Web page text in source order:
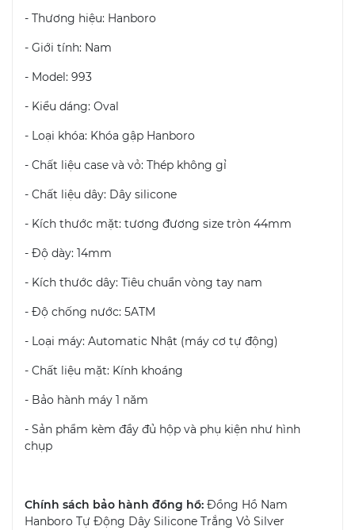
- Thương hiệu: Hanboro
- Giới tính: Nam
- Model: 993
- Kiểu dáng: Oval
- Loại khóa: Khóa gập Hanboro
- Chất liệu case và vỏ: Thép không gỉ
- Chất liệu dây: Dây silicone
- Kích thước mặt: tương đương size tròn 44mm
- Độ dày: 14mm
- Kích thước dây: Tiêu chuẩn vòng tay nam
- Độ chống nước: 5ATM
- Loại máy: Automatic Nhật (máy cơ tự động)
- Chất liệu mặt: Kính khoáng
- Bảo hành máy 1 năm
- Sản phẩm kèm đầy đủ hộp và phụ kiện như hình
chụp
Chính sách bảo hành đồng hồ: Đồng Hồ Nam
Hanboro Tự Động Dây Silicone Trắng Vỏ Silver